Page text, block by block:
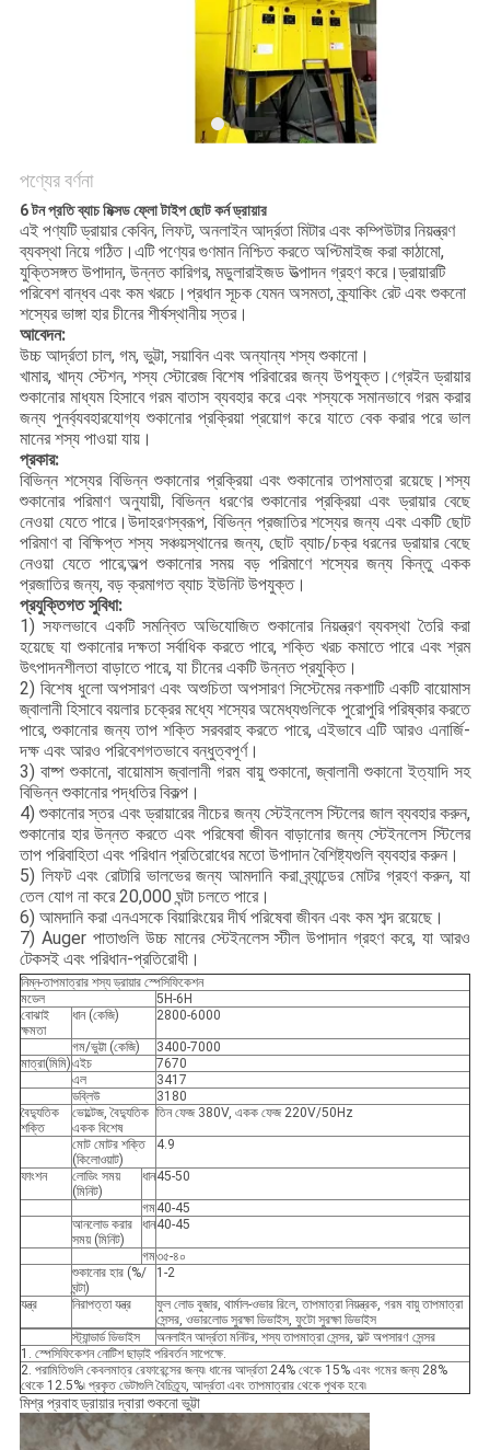
পণ্যের বর্ণনা
6 টন প্রতি ব্যাচ মিক্সড ফ্লো টাইপ ছোট কর্ন ড্রায়ার
এই পণ্যটি ড্রায়ার কেবিন, লিফট, অনলাইন আর্দ্রতা মিটার এবং কম্পিউটার নিয়ন্ত্রণ
ব্যবস্থা নিয়ে গঠিত।এটি পণ্যের গুণমান নিশ্চিত করতে অপ্টিমাইজ করা কাঠামো,
যুক্তিসঙ্গত উপাদান, উন্নত কারিগর, মডুলারাইজড উত্পাদন গ্রহণ করে।ড্রায়ারটি
পরিবেশ বান্ধব এবং কম খরচে।প্রধান সূচক যেমন অসমতা, ক্র্যাকিং রেট এবং শুকনো
শস্যের ভাঙ্গা হার চীনের শীর্ষস্থানীয় স্তর।
আবেদন:
উচ্চ আর্দ্রতা চাল, গম, ভুট্টা, সয়াবিন এবং অন্যান্য শস্য শুকানো।
খামার, খাদ্য স্টেশন, শস্য স্টোরেজ বিশেষ পরিবারের জন্য উপযুক্ত।গ্রেইন ড্রায়ার
শুকানোর মাধ্যম হিসাবে গরম বাতাস ব্যবহার করে এবং শস্যকে সমানভাবে গরম করার
জন্য পুনর্ব্যবহারযোগ্য শুকানোর প্রক্রিয়া প্রয়োগ করে যাতে বেক করার পরে ভাল
মানের শস্য পাওয়া যায়।
প্রকার:
বিভিন্ন শস্যের বিভিন্ন শুকানোর প্রক্রিয়া এবং শুকানোর তাপমাত্রা রয়েছে।শস্য
শুকানোর পরিমাণ অনুযায়ী, বিভিন্ন ধরণের শুকানোর প্রক্রিয়া এবং ড্রায়ার বেছে
নেওয়া যেতে পারে।উদাহরণস্বরূপ, বিভিন্ন প্রজাতির শস্যের জন্য এবং একটি ছোট
পরিমাণ বা বিক্ষিপ্ত শস্য সঞ্চয়স্থানের জন্য, ছোট ব্যাচ/চক্র ধরনের ড্রায়ার বেছে
নেওয়া যেতে পারে;অল্প শুকানোর সময় বড় পরিমাণে শস্যের জন্য কিন্তু একক
প্রজাতির জন্য, বড় ক্রমাগত ব্যাচ ইউনিট উপযুক্ত।
প্রযুক্তিগত সুবিধা:
1) সফলভাবে একটি সমন্বিত অভিযোজিত শুকানোর নিয়ন্ত্রণ ব্যবস্থা তৈরি করা
হয়েছে যা শুকানোর দক্ষতা সর্বাধিক করতে পারে, শক্তি খরচ কমাতে পারে এবং শ্রম
উৎপাদনশীলতা বাড়াতে পারে, যা চীনের একটি উন্নত প্রযুক্তি।
2) বিশেষ ধুলো অপসারণ এবং অশুচিতা অপসারণ সিস্টেমের নকশাটি একটি বায়োমাস
জ্বালানী হিসাবে বয়লার চক্রের মধ্যে শস্যের অমেধ্যগুলিকে পুরোপুরি পরিষ্কার করতে
পারে, শুকানোর জন্য তাপ শক্তি সরবরাহ করতে পারে, এইভাবে এটি আরও এনার্জি-
দক্ষ এবং আরও পরিবেশগতভাবে বন্ধুত্বপূর্ণ।
3) বাষ্প শুকানো, বায়োমাস জ্বালানী গরম বায়ু শুকানো, জ্বালানী শুকানো ইত্যাদি সহ
বিভিন্ন শুকানোর পদ্ধতির বিকল্প।
4) শুকানোর স্তর এবং ড্রায়ারের নীচের জন্য স্টেইনলেস স্টিলের জাল ব্যবহার করুন,
শুকানোর হার উন্নত করতে এবং পরিষেবা জীবন বাড়ানোর জন্য স্টেইনলেস স্টিলের
তাপ পরিবাহিতা এবং পরিধান প্রতিরোধের মতো উপাদান বৈশিষ্ট্যগুলি ব্যবহার করুন।
5) লিফট এবং রোটারি ভালভের জন্য আমদানি করা ব্র্যান্ডের মোটর গ্রহণ করুন, যা
তেল যোগ না করে 20,000 ঘন্টা চলতে পারে।
6) আমদানি করা এনএসকে বিয়ারিংয়ের দীর্ঘ পরিষেবা জীবন এবং কম শব্দ রয়েছে।
7) Auger পাতাগুলি উচ্চ মানের স্টেইনলেস স্টীল উপাদান গ্রহণ করে, যা আরও
টেকসই এবং পরিধান-প্রতিরোধী।
নিম্ন-তাপমাত্রার শস্য ড্রায়ার স্পেসিফিকেশন
মডেল
5H-6H
বোঝাই
ক্ষমতা
ধান (কেজি) 2800-6000
গম/ভুট্টা (কেজি)
3400-7000
মাত্রা(মিমি)এইচ
7670
এল
3417
ডব্লিউ
3180
বৈদ্যুতিক
শক্তি
ভোল্টেজ, বৈদ্যুতিক
একক বিশেষ
তিন ফেজ 380V, একক ফেজ 220V/50Hz
মোট মোটর শক্তি
(কিলোওয়াট)
4.9
ফাংশন
লোডিং সময়
(মিনিট)
ধান45-50
গম40-45
আনলোড করার
সময় (মিনিট)
ধান40-45
গম৩৫-৪০
শুকানোর হার (%/
ঘন্টা)
1-2
যন্ত্র নিরাপত্তা যন্ত্র
ফুল লোড বুজার, থার্মাল-ওভার রিলে, তাপমাত্রা নিয়ন্ত্রক, গরম বায়ু তাপমাত্রা
সেন্সর, ওভারলোড সুরক্ষা ডিভাইস, ফুটো সুরক্ষা ডিভাইস
স্ট্যান্ডার্ড ডিভাইস
অনলাইন আর্দ্রতা মনিটর, শস্য তাপমাত্রা সেন্সর, ফল্ট অপসারণ সেন্সর
1. স্পেসিফিকেশন নোটিশ ছাড়াই পরিবর্তন সাপেক্ষে.
2. পরামিতিগুলি কেবলমাত্র রেফারেন্সের জন্য৷ ধানের আর্দ্রতা 24% থেকে 15% এবং গমের জন্য 28%
থেকে 12.5%৷ প্রকৃত ডেটাগুলি বৈচিত্র্য, আর্দ্রতা এবং তাপমাত্রার থেকে পৃথক হবে৷
মিশ্র প্রবাহ ড্রায়ার দ্বারা শুকনো ভুট্টা